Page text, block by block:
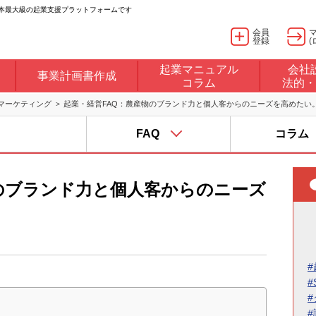
最大級の起業支援プラットフォームです
会員
登録
(
事業計画書作成
起業マニュアル
コラム
会社
法的
ーケティング 起業・経営FAQ：農産物のブランド力と個人客からのニーズを高めたい
FAQ コラム
ランド力と個人客からのニーズ
#
#
#